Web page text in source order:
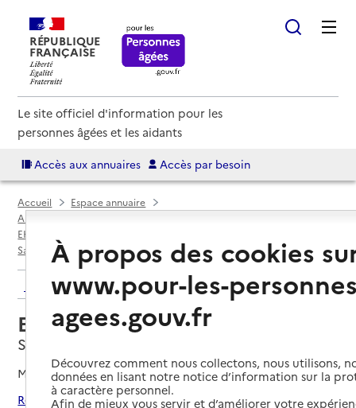
RÉPUBLIQUE
FRANÇAISE
Le site officiel d'information pour les
personnes âgées et les aidants
Accès aux annuaires Accès par besoin
Accueil
Espace annuaire
Annuaire EHPAD et maisons de retraite
EHPAD par département
Saint-Maur-des-Fossés
EHPAD Résidence Sévigné
Retour aux résultats de l'annuaire
EHPAD Résidence Sévigné
Saint-Maur-des-Fossés, VAL-DE-MARNE
Mis à jour le03/08/2026
Rechercher les établissements autour de Saint-Maur-des-
À propos des cookies
www.pour-les-
agees.gouv.fr
Découvrez comment nous collectons, nous utilisons,
données en lisant notre notice d’information sur la
à caractère personnel.
Afin de mieux vous servir et d’améliorer votre